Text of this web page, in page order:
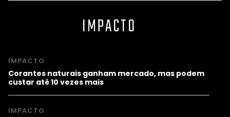
IMPACTO
IMPACTO
Corantes naturais ganham mercado, mas podem
custar até 10 vezes mais
IMPACTO